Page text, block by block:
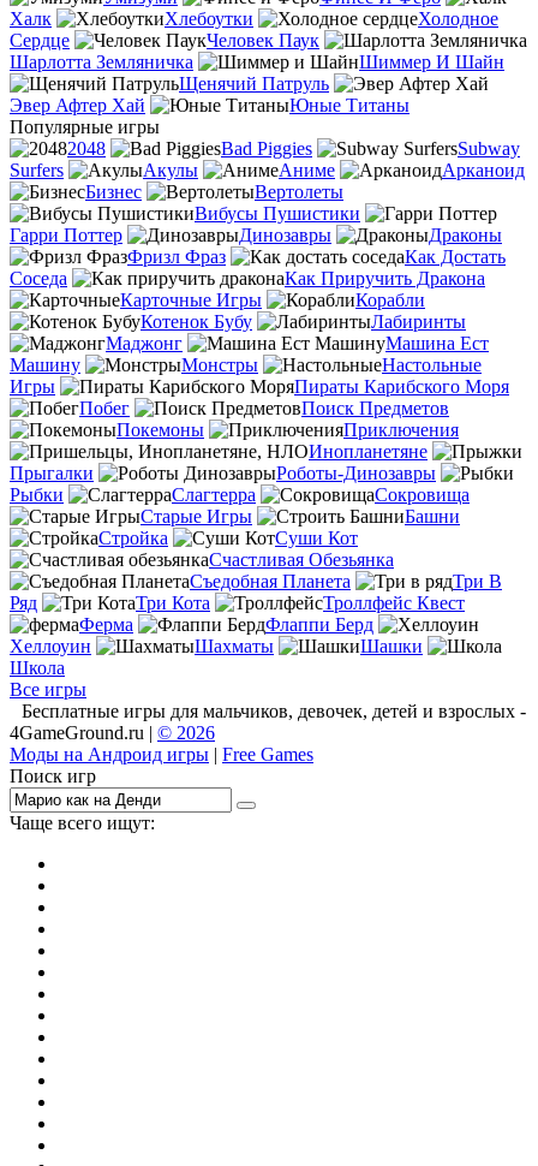
Халк
Хлебоутки
Холодное
Сердце
Человек Паук
Шарлотта Земляничка
Шиммер И Шайн
Щенячий Патруль
Эвер Афтер Хай
Юные Титаны
Популярные игры
2048
Bad Piggies
Subway
Surfers
Акулы Аниме
Арканоид
Бизнес
Вертолеты
Вибусы Пушистики
Гарри Поттер
Динозавры
Драконы
Фризл Фраз
Как Достать
Соседа
Как Приручить Дракона
Карточные Игры
Корабли
Котенок Бубу
Лабиринты
Маджонг
Машина Ест
Машину
Монстры
Настольные
Игры
Пираты Карибского Моря
Побег
Поиск Предметов
Покемоны
Приключения
Инопланетяне
Прыгалки
Роботы-Динозавры
Рыбки
Слагтерра
Сокровища
Старые Игры
Башни
Стройка
Суши Кот
Счастливая Обезьянка
Съедобная Планета
Три В
Ряд
Три Кота
Троллфейс Квест
Ферма
Флаппи Берд
Хеллоуин
Шахматы
Шашки
Школа
Все игры
Бесплатные игры для мальчиков, девочек, детей и взрослых -
4GameGround.ru | © 2026
Моды на Андроид игры | Free Games
Поиск игр
Чаще всего ищут: